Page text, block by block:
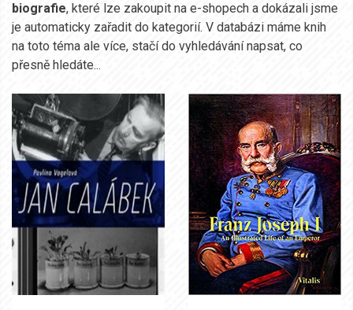
biografie, které lze zakoupit na e-shopech a dokázali jsme
je automaticky zařadit do kategorií. V databázi máme knih
na toto téma ale více, stačí do vyhledávání napsat, co
přesně hledáte...